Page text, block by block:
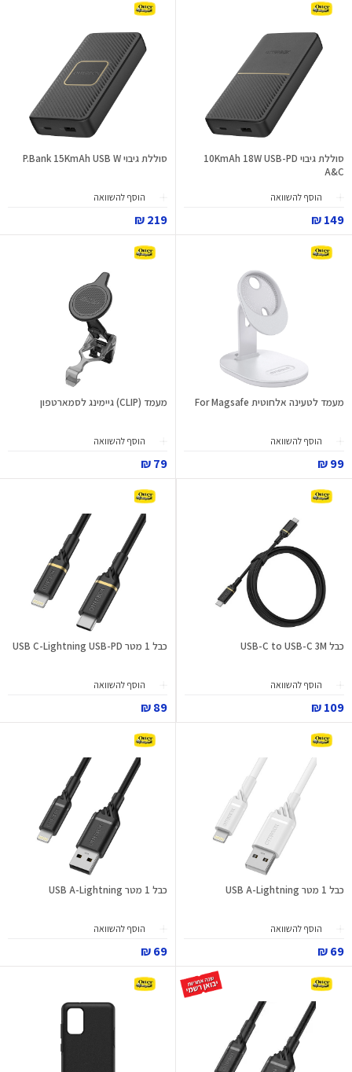
סוללת גיבוי 10KmAh 18W USB-PD
A&C
הוסף להשוואה
149 ₪
סוללת גיבוי P.Bank 15KmAh USB W
הוסף להשוואה
219 ₪
מעמד לטעינה אלחוטית For Magsafe
הוסף להשוואה
99 ₪
מעמד (CLIP) גיימינג לסמארטפון
הוסף להשוואה
79 ₪
כבל USB-C to USB-C 3M
הוסף להשוואה
109 ₪
כבל 1 מטר USB C-Lightning USB-PD
הוסף להשוואה
89 ₪
כבל 1 מטר USB A-Lightning
הוסף להשוואה
69 ₪
כבל 1 מטר USB A-Lightning
הוסף להשוואה
69 ₪